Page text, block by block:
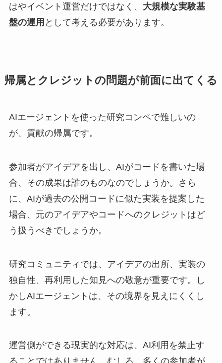
はやイベント運営だけではなく、 大規模な実験基
盤の運用 として考える必要があります。
帰属とクレジットの問題が前面に出てくる
AIエージェントを使った研究コンペで難しいの
が、貢献の帰属です。
参加者がアイデアを出し、AIがコードを書いた場
合、その成果は誰のものなのでしょうか。さら
に、AIが過去の公開コードに似た実装を提案した
場合、元のアイデアやコードへのクレジットはど
う扱うべきでしょうか。
研究コミュニティでは、アイデアの出所、実装の
独自性、再利用した知見への敬意が重要です。し
かしAIエージェントは、その境界を見えにくくし
ます。
運営側ができる現実的な対応は、AI利用を禁止す